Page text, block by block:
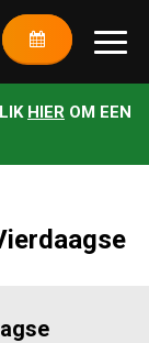
HIER OM EEN